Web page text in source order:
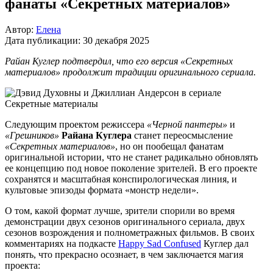
фанаты «Секретных материалов»
Автор: Елена
Дата публикации: 30 декабря 2025
Райан Куглер подтвердил, что его версия «Секретных
материалов» продолжит традиции оригинального сериала.
Следующим проектом режиссера «Черной пантеры» и
«Грешников» Райана Куглера станет переосмысление
«Секретных материалов», но он пообещал фанатам
оригинальной истории, что не станет радикально обновлять
ее концепцию под новое поколение зрителей. В его проекте
сохранятся и масштабная конспирологическая линия, и
культовые эпизоды формата «монстр недели».
О том, какой формат лучше, зрители спорили во время
демонстрации двух сезонов оригинального сериала, двух
сезонов возрождения и полнометражных фильмов. В своих
комментариях на подкасте Happy Sad Confused Куглер дал
понять, что прекрасно осознает, в чем заключается магия
проекта: